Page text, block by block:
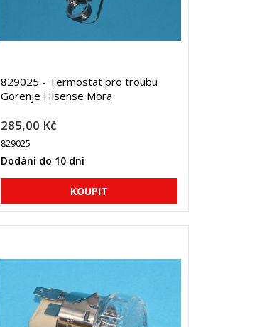
829025 - Termostat pro troubu
Gorenje Hisense Mora
285,00 Kč
829025
Dodání do 10 dní